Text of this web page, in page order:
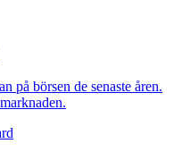
på börsen de senaste åren.